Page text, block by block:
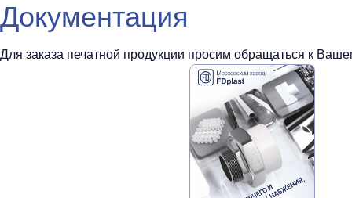
Документация
Для заказа печатной продукции просим обращаться к